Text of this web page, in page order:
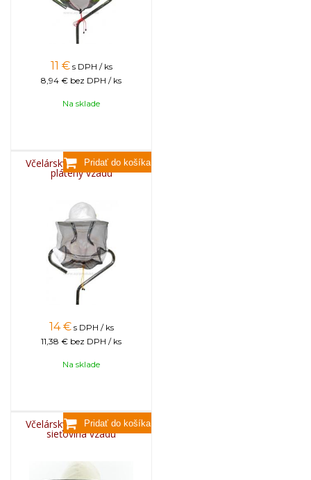
11 € s DPH / ks
8,94 € bez DPH / ks
Na sklade
Včelársky klobúk INIANY,
plátený vzadu
14 € s DPH / ks
11,38 € bez DPH / ks
Na sklade
Včelársky klobúk INIANY,
sieťovina vzadu